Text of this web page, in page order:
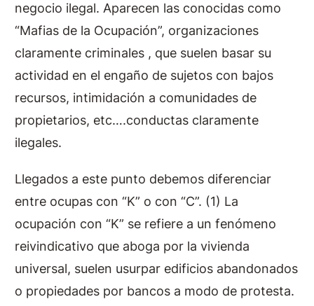
negocio ilegal. Aparecen las conocidas como
“Mafias de la Ocupación”, organizaciones
claramente criminales , que suelen basar su
actividad en el engaño de sujetos con bajos
recursos, intimidación a comunidades de
propietarios, etc….conductas claramente
ilegales.
Llegados a este punto debemos diferenciar
entre ocupas con “K” o con “C”. (1) La
ocupación con “K” se refiere a un fenómeno
reivindicativo que aboga por la vivienda
universal, suelen usurpar edificios abandonados
o propiedades por bancos a modo de protesta.